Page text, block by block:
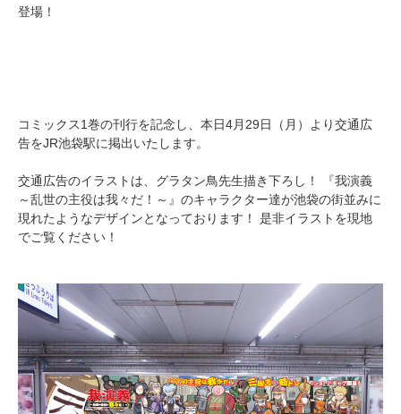
登場！
コミックス1巻の刊行を記念し、本日4月29日（月）より交通広
告をJR池袋駅に掲出いたします。
交通広告のイラストは、グラタン鳥先生描き下ろし！ 『我演義
～乱世の主役は我々だ！～』のキャラクター達が池袋の街並みに
現れたようなデザインとなっております！ 是非イラストを現地
でご覧ください！